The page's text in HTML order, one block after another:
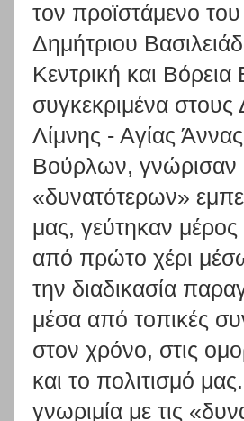
τον προϊστάμενο
Δημήτριου
Κεντρική και
συγκεκριμένα
Λίμνης - Αγίας
Βούρλων, γνώρισαν
«δυνατότερων»
μας, γεύτηκαν
από πρώτο χέρι
την διαδικασία
μέσα από τοπικές
στον χρόνο, στις
και το πολιτισμό
γνωριμία με τις